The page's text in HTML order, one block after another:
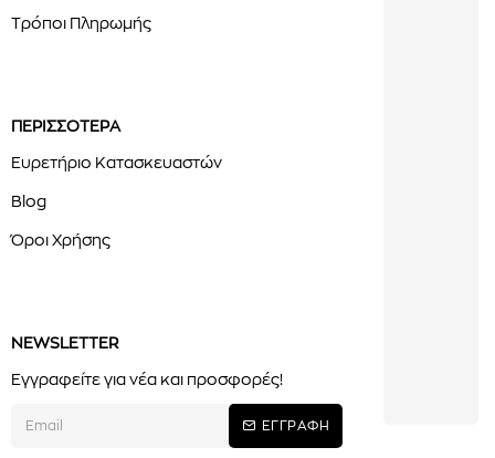
Τρόποι Πληρωμής
ΠΕΡΙΣΣΟΤΕΡΑ
Ευρετήριο Κατασκευαστών
Blog
Όροι Χρήσης
NEWSLETTER
Εγγραφείτε για νέα και προσφορές!
ΕΓΓΡΑΦΗ